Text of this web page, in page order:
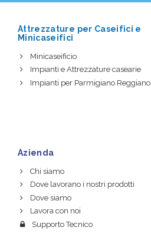
Attrezzature per Caseifici e
Minicaseifici
Minicaseificio
Impianti e Attrezzature casearie
Impianti per Parmigiano Reggiano
Azienda
Chi siamo
Dove lavorano i nostri prodotti
Dove siamo
Lavora con noi
Supporto Tecnico